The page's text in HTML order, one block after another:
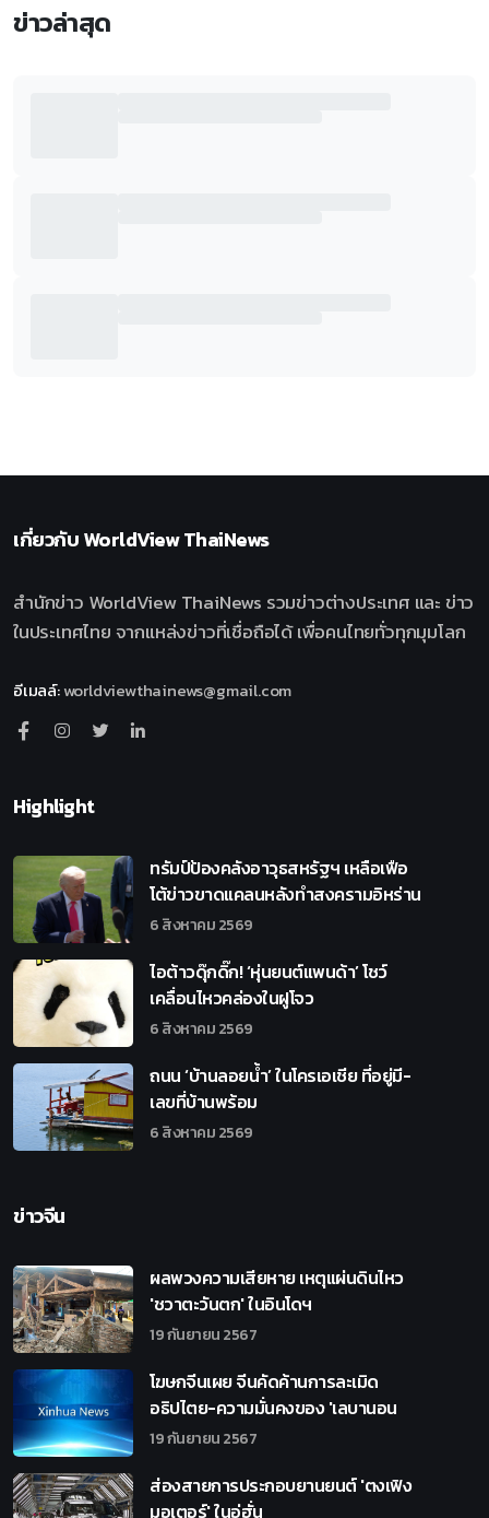
ข่าวล่าสุด
เกี่ยวกับWorldView ThaiNews
สำนักข่าว WorldView ThaiNews รวมข่าวต่างประเทศ และ ข่าว
ในประเทศไทย จากแหล่งข่าวที่เชื่อถือได้ เพื่อคนไทยทั่วทุกมุมโลก
อีเมลล์:worldviewthainews@gmail.com
Highlight
ทรัมป์ป้องคลังอาวุธสหรัฐฯ เหลือเฟือ
โต้ข่าวขาดแคลนหลังทำสงครามอิหร่าน
6 สิงหาคม 2569
ไอต้าวดุ๊กดิ๊ก! ‘หุ่นยนต์แพนด้า’ โชว์
เคลื่อนไหวคล่องในฝูโจว
6 สิงหาคม 2569
ถนน ‘บ้านลอยน้ำ’ ในโครเอเชีย ที่อยู่มี-
เลขที่บ้านพร้อม
6 สิงหาคม 2569
ข่าวจีน
ผลพวงความเสียหาย เหตุแผ่นดินไหว
'ชวาตะวันตก' ในอินโดฯ
19 กันยายน 2567
โฆษกจีนเผย จีนคัดค้านการละเมิด
อธิปไตย-ความมั่นคงของ 'เลบานอน
19 กันยายน 2567
ส่องสายการประกอบยานยนต์ 'ตงเฟิง
มอเตอร์' ในอู่ฮั่น